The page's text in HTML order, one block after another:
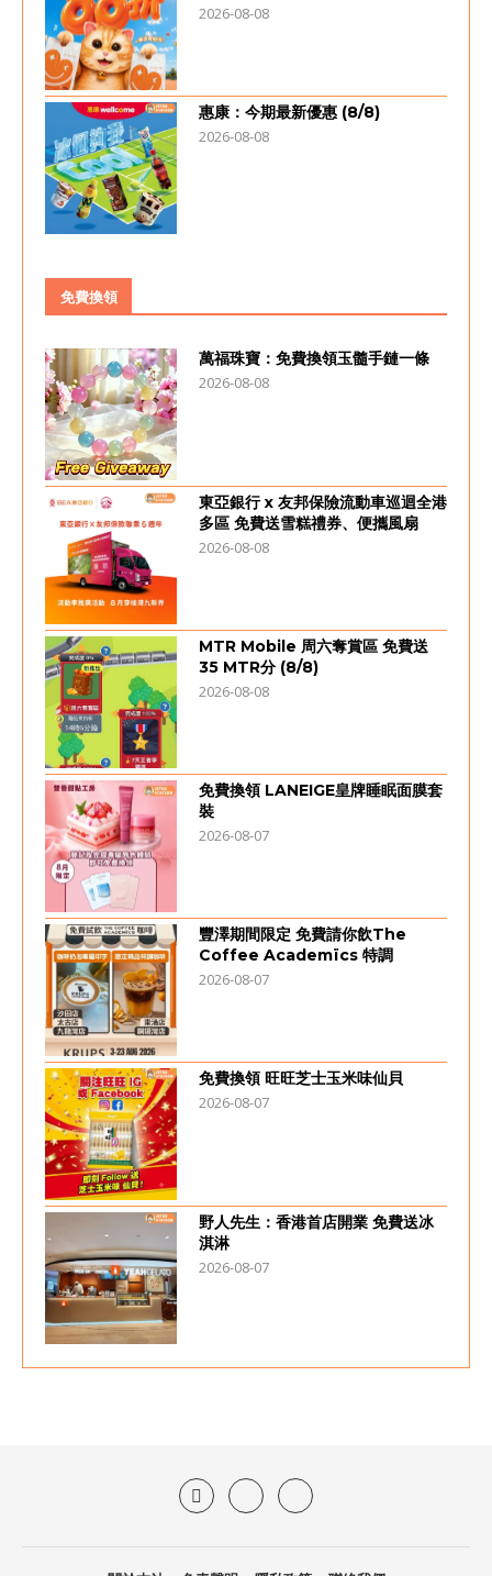
2026-08-08
惠康：今期最新優惠 (8/8)
2026-08-08
免費換領
萬福珠寶：免費換領玉髓手鏈一條
2026-08-08
東亞銀行 x 友邦保險流動車巡迴全港
多區 免費送雪糕禮券、便攜風扇
2026-08-08
MTR Mobile 周六奪賞區 免費送
35 MTR分 (8/8)
2026-08-08
免費換領 LANEIGE皇牌睡眠面膜套
裝
2026-08-07
豐澤期間限定 免費請你飲The
Coffee Academïcs 特調
2026-08-07
免費換領 旺旺芝士玉米味仙貝
2026-08-07
野人先生：香港首店開業 免費送冰
淇淋
2026-08-07